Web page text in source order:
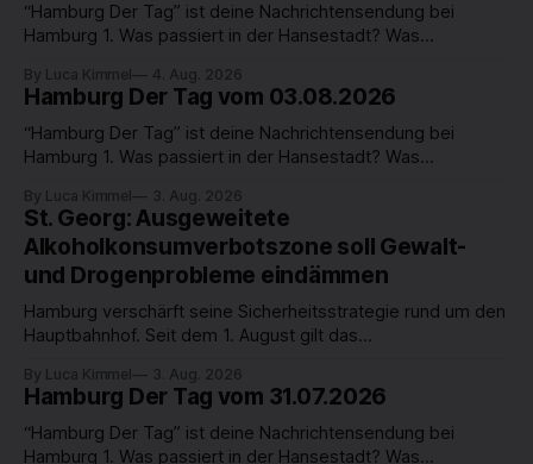
“Hamburg Der Tag” ist deine Nachrichtensendung bei
Hamburg 1. Was passiert in der Hansestadt? Was
in unserer Stadt an? Fragen, die von Montag bis Freitag LIVE
um 18 Uhr beantwortet werden - auf YouTube und im TV.
By Luca Kimmel 4. Aug. 2026
Hamburg Der Tag vom 03.08.2026
“Hamburg Der Tag” ist deine Nachrichtensendung bei
Hamburg 1. Was passiert in der Hansestadt? Was
in unserer Stadt an? Fragen, die von Montag bis Freitag LIVE
um 18 Uhr beantwortet werden - auf YouTube und im TV.
By Luca Kimmel 3. Aug. 2026
St. Georg: Ausgeweitete
Alkoholkonsumverbotszone soll Gewalt-
und Drogenprobleme eindämmen
Hamburg verschärft seine Sicherheitsstrategie rund um den
Hauptbahnhof. Seit dem 1. August gilt das
Hauptbahnhof, sondern auch in weiten Teilen von St. Georg
– unter anderem rund um den Hansaplatz, den oberen
Steindamm und den ZOB. Damit sollen alkoholbedingte
Straftaten und Konflikte eingedämmt sowie die
By Luca Kimmel 3. Aug. 2026
Hamburg Der Tag vom 31.07.2026
“Hamburg Der Tag” ist deine Nachrichtensendung bei
Hamburg 1. Was passiert in der Hansestadt? Was